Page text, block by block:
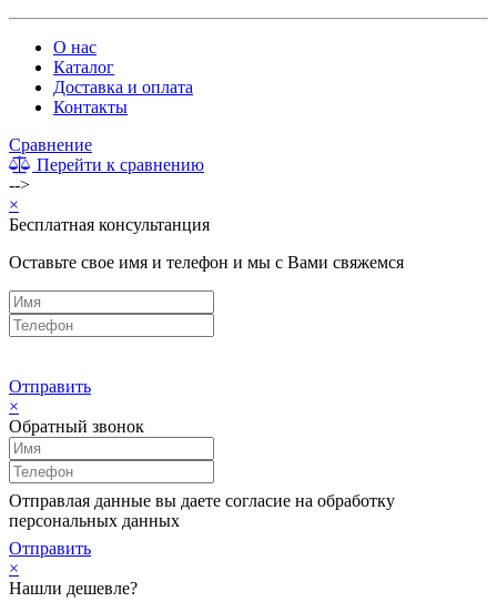
О нас
Каталог
Доставка и оплата
Контакты
Сравнение
Перейти к сравнению
-->
×
Бесплатная консультанция
Оставьте свое имя и телефон и мы с Вами свяжемся
Отправить
×
Обратный звонок
Отправлая данные вы даете согласие на обработку
персональных данных
Отправить
×
Нашли дешевле?